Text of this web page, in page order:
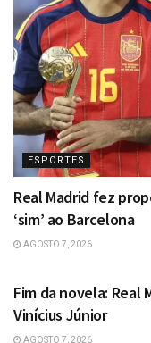
ESPORTES
Real Madrid fez
‘sim’ ao Barcelona
AGOSTO 7, 2026
Fim da novela: Real
Vinícius Júnior
AGOSTO 7, 2026